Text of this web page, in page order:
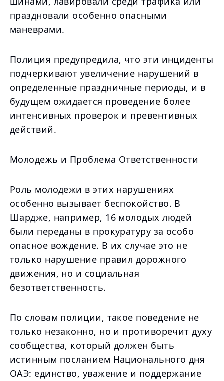
праздновали особенно опасными
маневрами.
Полиция предупредила, что эти инциденты
подчеркивают увеличение нарушений в
определенные праздничные периоды, и в
будущем ожидается проведение более
интенсивных проверок и превентивных
действий.
Молодежь и Проблема Ответственности
Роль молодежи в этих нарушениях
особенно вызывает беспокойство. В
Шардже, например, 16 молодых людей
были переданы в прокуратуру за особо
опасное вождение. В их случае это не
только нарушение правил дорожного
движения, но и социальная
безответственность.
По словам полиции, такое поведение не
только незаконно, но и противоречит духу
сообщества, который должен быть
истинным посланием Национального дня
ОАЭ: единство, уважение и поддержание